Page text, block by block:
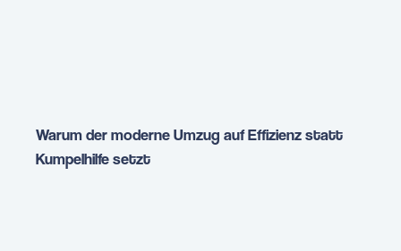
Warum der moderne Umzug auf Effizienz statt
Kumpelhilfe setzt